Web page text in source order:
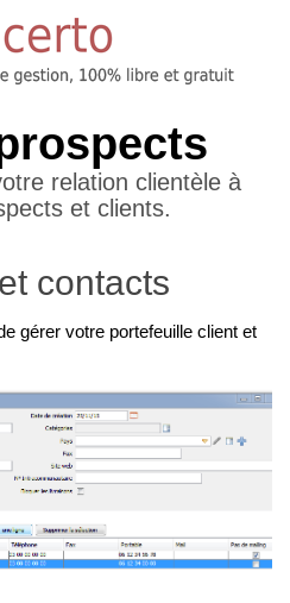
relation clientèle à
et clients.
contacts
gérer votre portefeuille client et